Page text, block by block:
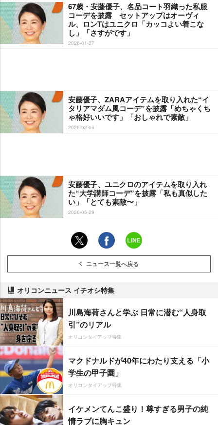
67歳・安藤優子、名品コート羽織った私服
コーデを披露 セットアップはオーヴィ
ル、ロンTはユニクロ「カッコよい着こな
し」「さすがです」
2026-01-27
安藤優子、ZARAアイテムを取り入れた“イ
タリアマダム風コーデ”を披露「めちゃくち
ゃ格好いいです」「おしゃれで素敵」
2026-02-06
安藤優子、ユニクロのアイテムを取り入れ
た“大学講師コーデ”を披露「私も真似した
い」「とても素敵〜」
2026-05-29
ニュース一覧へ戻る
オリコンニュース イチオシ特集
川島海荷さんと学ぶ 日常に潜む“人身取
引”のリアル
オリコンタイアップ特集
マクドナルドが40年にわたり支える「小
学生の甲子園」
オリコンタイアップ特集
イケメンてんこ盛り！尊すぎる男子の純
情ラブに胸キュン